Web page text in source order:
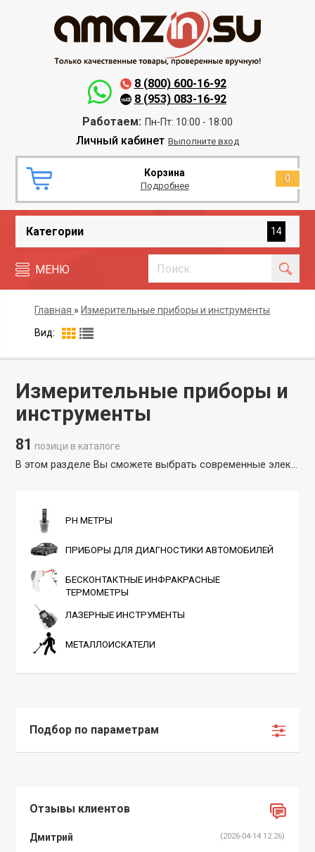
8 (800) 600-16-92
8 (953) 083-16-92
Работаем: Пн-Пт: 10:00 - 18:00
Личный кабинет Выполните вход
Корзина
Подробнее
0
Категории 14
МЕНЮ
Главная » Измерительные приборы и инструменты
Вид:
Измерительные приборы и
инструменты
81 позици в каталоге
В этом разделе Вы сможете выбрать современные электронные инструменты, которые помогут Вам в ремонте или повседневных делах по дому. Цифровые приборы становятся все популярнее у строителей и мастеров, так как обладают высокой точностью и надежностью. В каталоге представлены лазерные дальномеры, угломеры, гигрометры, PH метры, датчики температуры и многое другое. Точные лазерные приборы помогут сделать все быстро и без лишних усилий. Интернет-магазин умных товаров для дома Amazin.su является официальным представителем и поставщиком товаров таких брендов как DANOPLUS, ALLOSUN.
PH МЕТРЫ
ПРИБОРЫ ДЛЯ ДИАГНОСТИКИ АВТОМОБИЛЕЙ
БЕСКОНТАКТНЫЕ ИНФРАКРАСНЫЕ
ТЕРМОМЕТРЫ
ЛАЗЕРНЫЕ ИНСТРУМЕНТЫ
МЕТАЛЛОИСКАТЕЛИ
Подбор по параметрам
Отзывы клиентов
Дмитрий (2026-04-14 12:26)